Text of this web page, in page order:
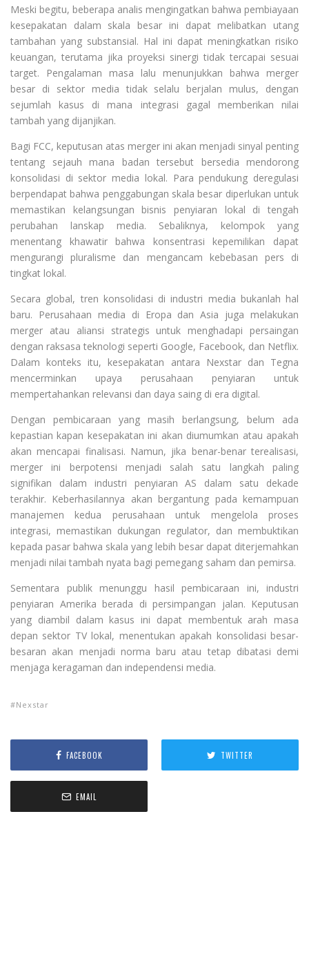
Meski begitu, beberapa analis mengingatkan bahwa pembiayaan
kesepakatan dalam skala besar ini dapat melibatkan utang
tambahan yang substansial. Hal ini dapat meningkatkan risiko
keuangan, terutama jika proyeksi sinergi tidak tercapai sesuai
target. Pengalaman masa lalu menunjukkan bahwa merger
besar di sektor media tidak selalu berjalan mulus, dengan
sejumlah kasus di mana integrasi gagal memberikan nilai
tambah yang dijanjikan.
Bagi FCC, keputusan atas merger ini akan menjadi sinyal penting
tentang sejauh mana badan tersebut bersedia mendorong
konsolidasi di sektor media lokal. Para pendukung deregulasi
berpendapat bahwa penggabungan skala besar diperlukan untuk
memastikan kelangsungan bisnis penyiaran lokal di tengah
perubahan lanskap media. Sebaliknya, kelompok yang
menentang khawatir bahwa konsentrasi kepemilikan dapat
mengurangi pluralisme dan mengancam kebebasan pers di
tingkat lokal.
Secara global, tren konsolidasi di industri media bukanlah hal
baru. Perusahaan media di Eropa dan Asia juga melakukan
merger atau aliansi strategis untuk menghadapi persaingan
dengan raksasa teknologi seperti Google, Facebook, dan Netflix.
Dalam konteks itu, kesepakatan antara Nexstar dan Tegna
mencerminkan upaya perusahaan penyiaran untuk
mempertahankan relevansi dan daya saing di era digital.
Dengan pembicaraan yang masih berlangsung, belum ada
kepastian kapan kesepakatan ini akan diumumkan atau apakah
akan mencapai finalisasi. Namun, jika benar-benar terealisasi,
merger ini berpotensi menjadi salah satu langkah paling
signifikan dalam industri penyiaran AS dalam satu dekade
terakhir. Keberhasilannya akan bergantung pada kemampuan
manajemen kedua perusahaan untuk mengelola proses
integrasi, memastikan dukungan regulator, dan membuktikan
kepada pasar bahwa skala yang lebih besar dapat diterjemahkan
menjadi nilai tambah nyata bagi pemegang saham dan pemirsa.
Sementara publik menunggu hasil pembicaraan ini, industri
penyiaran Amerika berada di persimpangan jalan. Keputusan
yang diambil dalam kasus ini dapat membentuk arah masa
depan sektor TV lokal, menentukan apakah konsolidasi besar-
besaran akan menjadi norma baru atau tetap dibatasi demi
menjaga keragaman dan independensi media.
Nexstar
FACEBOOK TWITTER
EMAIL